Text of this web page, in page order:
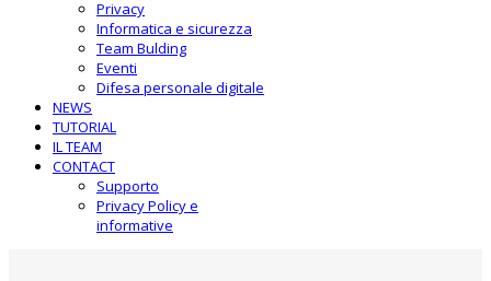
Privacy
Informatica e sicurezza
Team Bulding
Eventi
Difesa personale digitale
NEWS
TUTORIAL
IL TEAM
CONTACT
Supporto
Privacy Policy e
informative